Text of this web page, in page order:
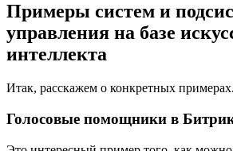
Примеры систем и
управления на базе
интеллекта
Итак, расскажем о конкретных примерах.
Голосовые помощники в